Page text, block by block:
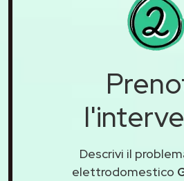
Descrivi il
elettrodomestico